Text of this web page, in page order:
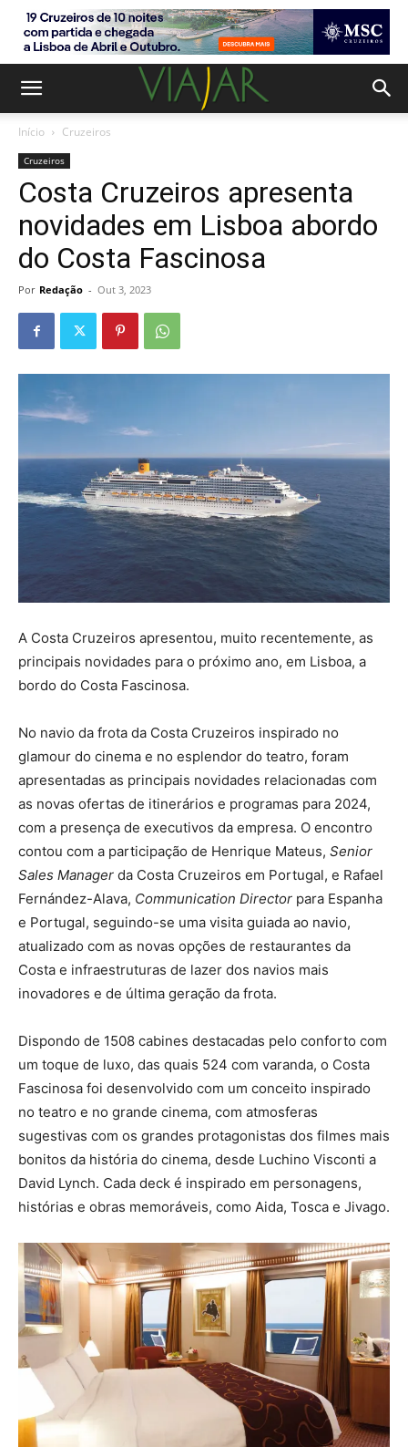
Início Cruzeiros
Cruzeiros
Costa Cruzeiros apresenta
novidades em Lisboa abordo
do Costa Fascinosa
Por Redação - Out 3, 2023
A Costa Cruzeiros apresentou, muito recentemente, as
principais novidades para o próximo ano, em Lisboa, a
bordo do Costa Fascinosa.
No navio da frota da Costa Cruzeiros inspirado no
glamour do cinema e no esplendor do teatro, foram
apresentadas as principais novidades relacionadas com
as novas ofertas de itinerários e programas para 2024,
com a presença de executivos da empresa. O encontro
contou com a participação de Henrique Mateus, Senior
Sales Manager da Costa Cruzeiros em Portugal, e Rafael
Fernández-Alava, Communication Director para Espanha
e Portugal, seguindo-se uma visita guiada ao navio,
atualizado com as novas opções de restaurantes da
Costa e infraestruturas de lazer dos navios mais
inovadores e de última geração da frota.
Dispondo de 1508 cabines destacadas pelo conforto com
um toque de luxo, das quais 524 com varanda, o Costa
Fascinosa foi desenvolvido com um conceito inspirado
no teatro e no grande cinema, com atmosferas
sugestivas com os grandes protagonistas dos filmes mais
bonitos da história do cinema, desde Luchino Visconti a
David Lynch. Cada deck é inspirado em personagens,
histórias e obras memoráveis, como Aida, Tosca e Jivago.